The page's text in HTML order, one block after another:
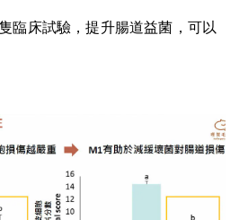
臨床試驗，提升腸道益菌，可以